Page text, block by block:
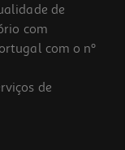
de
com
com o nº
de